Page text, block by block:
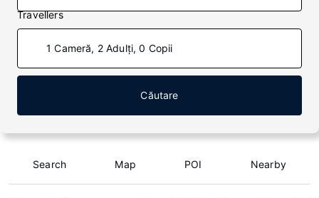
Travellers
1 Cameră, 2 Adulți, 0 Copii
Căutare
Search Map POI Nearby